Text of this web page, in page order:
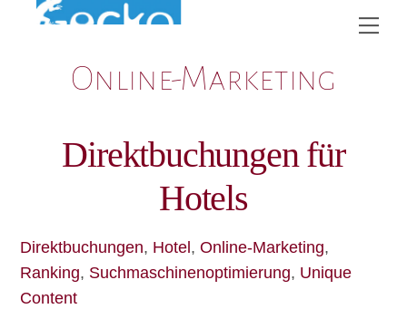
Online-Marketing
Direktbuchungen für
Hotels
Direktbuchungen, Hotel ,Online-Marketing,
Ranking, Suchmaschinenoptimierung, Unique
Content